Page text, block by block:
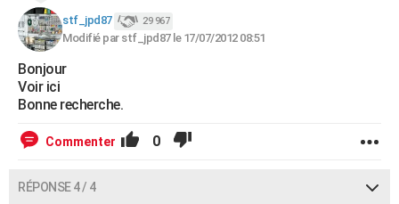
stf_jpd87 29 967
Modifié par stf_jpd87 le 17/07/2012 08:51
Bonjour
Voir ici
Bonne recherche.
Commenter 0
RÉPONSE 4 / 4